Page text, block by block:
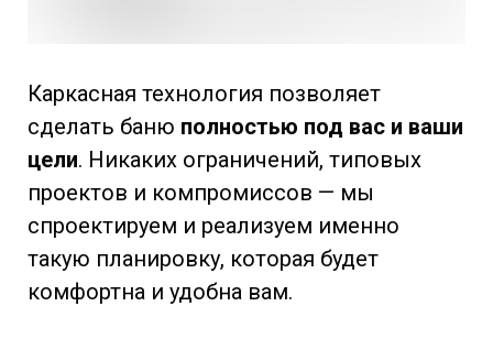
Каркасная технология позволяет
сделать баню полностью под вас и ваши
цели. Никаких ограничений, типовых
проектов и компромиссов — мы
спроектируем и реализуем именно
такую планировку, которая будет
комфортна и удобна вам.